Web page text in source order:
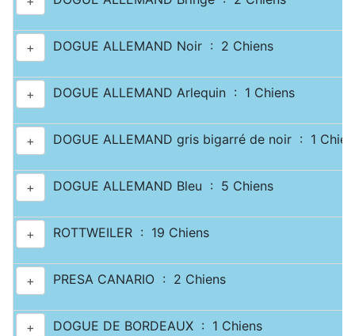
+ DOGUE ALLEMAND Noir : 2 Chiens
+ DOGUE ALLEMAND Arlequin : 1 Chiens
+ DOGUE ALLEMAND gris bigarré de noir : 1
+ DOGUE ALLEMAND Bleu : 5 Chiens
+ ROTTWEILER : 19 Chiens
+ PRESA CANARIO : 2 Chiens
+ DOGUE DE BORDEAUX : 1 Chiens